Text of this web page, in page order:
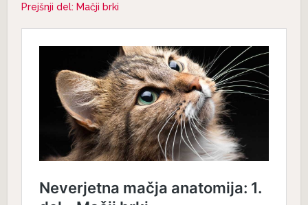
Prejšnji del: Mačji brki